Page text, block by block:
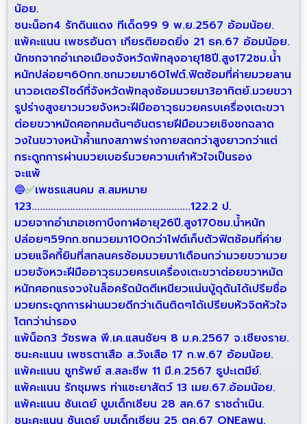
น้อย.
ชนะน็อก4 รักดินแดง ทีเด็ด99 9 พ.ย.2567 อ้อมน้อย.
แพ้คะแนน เพชรอันดา เกียรติยอดยิ่ง 21 ธค.67 อ้อมน้อย.
นักชกจากอำเภอเมืองจังหวัดพัทลุงอายุ18ปี.สูง172ซม.น้ำ
หนักปล่อยๆ60กก.ชกมวยมา60ไฟต์.ฟิตซ้อมที่ค่ายมวยลาน
นาวอเตอร์ไซด์ที่จังหวัดพัทลุงซ้อมมวยมา3อาทิตย์.มวยขวา
รูปร่างสูงยาวมวยจังหวะฝีมืออาวุธมวยครบเครื่องเตะขวา
ต่อยขวาหมัดศอกคมต้นๆอันตรายฝีมือมวยเชิงชกฉลาด
วงในขวางหน้าค้ำแทงสภาพร่างกายสดกว่าสูงยาวกว่าแต่
กระดูกการผ่านมวยเบอร์มวยความเก๋าหัวใจเป็นรอง
จะแพ้
🔵✅เพชรแสนคม ส.สมหมาย
123..........................................................122.2 ป.
มวยจากอำเภอเซกาบึงกาฬอายุ26ปี.สูง170ซม.น้ำหนัก
ปล่อยๆ59กก.ชกมวยมา100กว่าไฟต์เก็บตัวฟิตซ้อมที่ค่าย
มวยแจ๊คกี้ยิมที่สกลนครซ้อมมวยมา1เดือนกว่ามวยขวามวย
มวยจังหวะฝีมืออาวุธมวยครบเครื่องเตะขวาต่อยขวาหมัด
หนักศอกแรงวงในล็อครัดมัดตีเหนียวแน่นบู้ดุดันได้เปรียชื่อ
มวยกระดูกการผ่านมวยดีกว่าเดินติดๆได้เปรียบหัวจิตหัวใจ
โตกว่าน่ารอง
แพ้น็อก3 วัชรพล พี.เค.แสนชัยฯ 8 ม.ค.2567 จ.เชียงราย.
ชนะคะแนน เพชรตาเสือ ส.วังเสือ 17 ก.พ.67 อ้อมน้อย.
แพ้คะแนน ชูทรัพย์ ส.สละชีพ 11 มี.ค.2567 ธูปะเตมีย์.
แพ้คะแนน รักชุมพร ท่าแซะยาสัตว์ 13 เมย.67.อ้อมน้อย.
แพ้คะแนน ซันเดย์ บูมเด็กเซียน 28 สค.67 ราชดำเนิน.
ชนะคะแนน ซันเดย์ บูมเด็กเซียน 25 ตค.67 ONEลพน.